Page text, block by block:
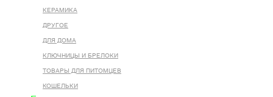
КЕРАМИКА
ДРУГОЕ
ДЛЯ ДОМА
КЛЮЧНИЦЫ И БРЕЛОКИ
ТОВАРЫ ДЛЯ ПИТОМЦЕВ
КОШЕЛЬКИ